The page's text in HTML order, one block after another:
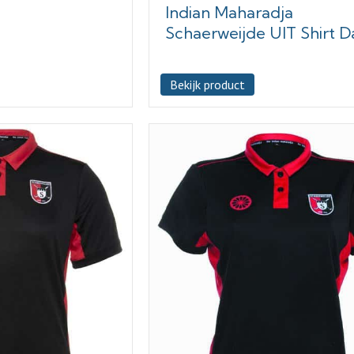
Indian Maharadja
Schaerweijde UIT Shirt
Bekijk product